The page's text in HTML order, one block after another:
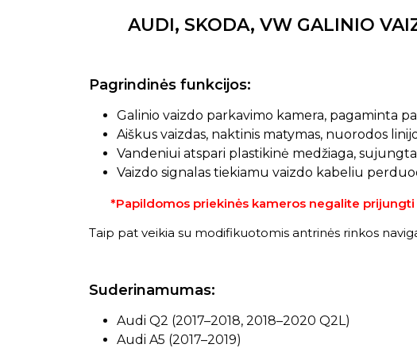
AUDI, SKODA, VW GALINIO
Pagrindinės funkcijos:
Galinio vaizdo parkavimo kamera, pagaminta
Aiškus vaizdas, naktinis matymas, nuorodos
Vandeniui atspari plastikinė medžiaga,
Vaizdo signalas tiekiamu vaizdo kabeliu
*Papildomos priekinės kameros negalite
Taip pat veikia su modifikuotomis antrinės rinkos
Suderinamumas:
Audi Q2 (2017–2018, 2018–2020 Q2L)
Audi A5 (2017–2019)